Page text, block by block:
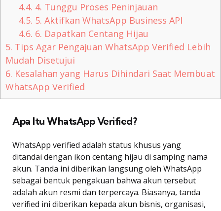
4.4. 4. Tunggu Proses Peninjauan
4.5. 5. Aktifkan WhatsApp Business API
4.6. 6. Dapatkan Centang Hijau
5. Tips Agar Pengajuan WhatsApp Verified Lebih
Mudah Disetujui
6. Kesalahan yang Harus Dihindari Saat Membuat
WhatsApp Verified
Apa Itu WhatsApp Verified?
WhatsApp verified adalah status khusus yang
ditandai dengan ikon centang hijau di samping nama
akun. Tanda ini diberikan langsung oleh WhatsApp
sebagai bentuk pengakuan bahwa akun tersebut
adalah akun resmi dan terpercaya. Biasanya, tanda
verified ini diberikan kepada akun bisnis, organisasi,